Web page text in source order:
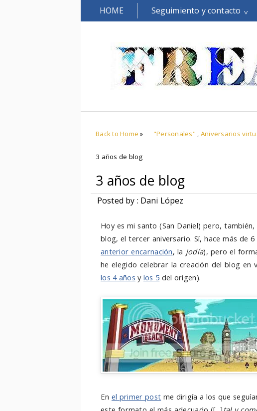
HOME Seguimiento y contacto
Back to Home » "Personales" , Aniversarios
3 años de blog
3 años de blog
Posted by : Dani López
Hoy es mi santo (San Daniel) pero,
blog, el tercer aniversario. Sí, hace más de
anterior encarnación, la jodía), pero el
he elegido celebrar la creación del blog en
los 4 años y los 5 del origen).
En el primer post me dirigía a los que